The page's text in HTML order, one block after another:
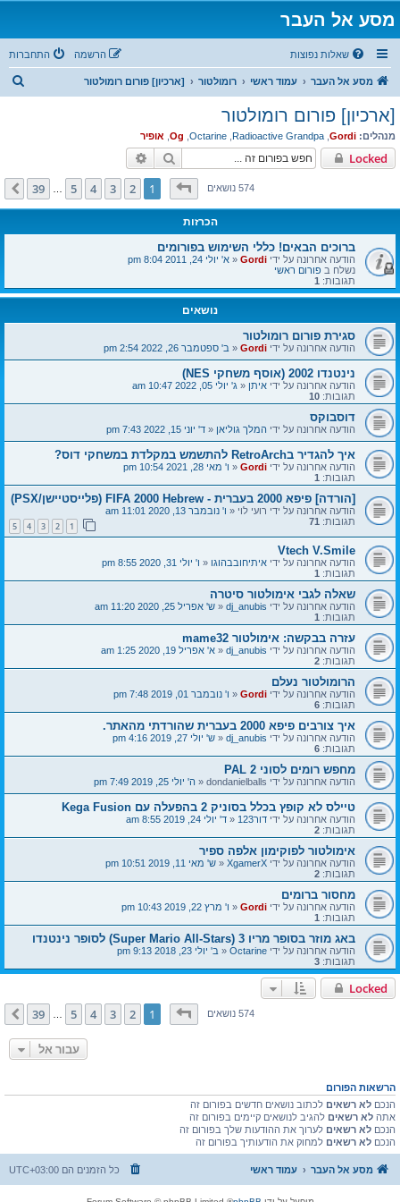
מסע אל העבר
שאלות נפוצות התחברות הרשמה
מסע אל העבר עמוד ראשי רומולטור [ארכיון] פורום רומולטור
ח
[ארכיון] פורום רומולטור
מנהלים: Gordi
,
Radioactive Grandpa
,
Octarine
,
Og
, אופיר
Locked חיפוש
574 נושאיםדף1מתוך39
1
2
3
4
5
39 הבא
הכרזות
ברוכים הבאים! כללי השימוש בפורומים
הודעה אחרונה על ידי Gordi
«א' יולי 24, 2011 8:04 pm
נשלח בפורום ראשי
תגובות: 1
נושאים
סגירת פורום רומולטור
הודעה אחרונה על ידי Gordi
«ב' ספטמבר 26, 2022 2:54 pm
נינטנדו 2002 (אוסף משחקי NES)
הודעה אחרונה על ידי איתן«ג' יולי 05, 2022 10:47 am
תגובות: 10
דוסבוקס
הודעה אחרונה על ידי המלך גוליאן«ד' יוני 15, 2022 7:43 pm
איך להגדיר בRetroArch להתשמש במקלדת במשחקי דוס?
הודעה אחרונה על ידי Gordi
«ו' מאי 28, 2021 10:54 pm
תגובות: 1
[הורדה] פיפא 2000 בעברית - FIFA 2000 Hebrew (פלייסטיישן/PSX)
הודעה אחרונה על ידי רועי לוי«ו' נובמבר 13, 2020 11:01 am
תגובות: 71
2
3
4
5
Vtech V.Smile
הודעה אחרונה על ידי איתיחובבהוגו«ו' יולי 31, 2020 8:55 pm
תגובות: 1
שאלה לגבי אימולטור סיטרה
הודעה אחרונה על ידי dj_anubis
«ש' אפריל 25, 2020 11:20 am
תגובות: 1
עזרה בבקשה: אימולטור mame32
הודעה אחרונה על ידי dj_anubis
«א' אפריל 19, 2020 1:25 am
תגובות: 2
הרומולטור נעלם
הודעה אחרונה על ידי Gordi
«ו' נובמבר 01, 2019 7:48 pm
תגובות: 6
איך צורבים פיפא 2000 בעברית שהורדתי מהאתר.
הודעה אחרונה על ידי dj_anubis
«ש' יולי 27, 2019 4:16 pm
תגובות: 6
מחפש רומים לסוני 2 PAL
הודעה אחרונה על ידי dondanielballs
«ה' יולי 25, 2019 7:49 pm
טיילס לא קופץ בכלל בסוניק 2 בהפעלה עם Kega Fusion
הודעה אחרונה על ידי דור123 «ד' יולי 24, 2019 8:55 am
תגובות: 2
אימולטור לפוקימון אלפה ספיר
הודעה אחרונה על ידי XgamerX
«ש' מאי 11, 2019 10:51 pm
תגובות: 2
מחסור ברומים
הודעה אחרונה על ידי Gordi
«ו' מרץ 22, 2019 10:43 pm
תגובות: 1
באג מוזר בסופר מריו 3 (Super Mario All-Stars) לסופר נינטנדו
הודעה אחרונה על ידי Octarine
«ב' יולי 23, 2018 9:13 pm
תגובות: 3
Locked
574 נושאיםדף1מתוך39
1
2
3
4
5
39 הבא
עבור אל
הרשאות הפורום
הנכם לא רשאיםלכתוב נושאים חדשים בפורום זה
אתהלא רשאיםלהגיב לנושאים קיימים בפורום זה
הנכם לא רשאיםלערוך את ההודעות שלך בפורום זה
הנכם לא רשאיםלמחוק את הודעותיך בפורום זה
מסע אל העבר עמוד ראשי כל הזמנים הם UTC+03:00